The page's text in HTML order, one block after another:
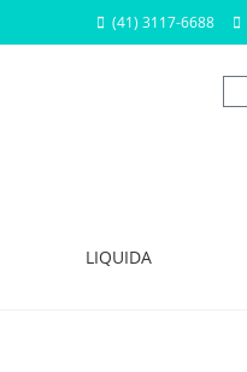
(41) 3117-6688
LIQUIDA